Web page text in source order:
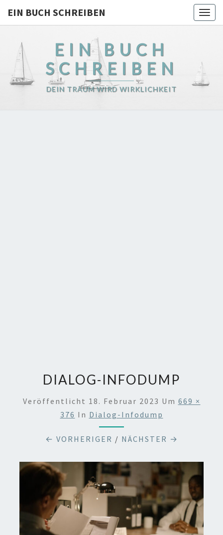
EIN BUCH SCHREIBEN
EIN BUCH
SCHREIBEN
DEIN TRAUM WIRD WIRKLICHKEIT
DIALOG-INFODUMP
Veröffentlicht 18. Februar 2023 Um 669 ×
376 In Dialog-Infodump
← VORHERIGER / NÄCHSTER →